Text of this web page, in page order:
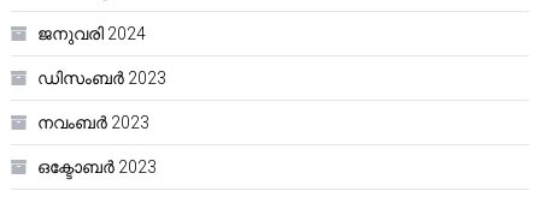
ജനുവരി 2024
ഡിസംബർ 2023
നവംബർ 2023
ഒക്ടോബർ 2023